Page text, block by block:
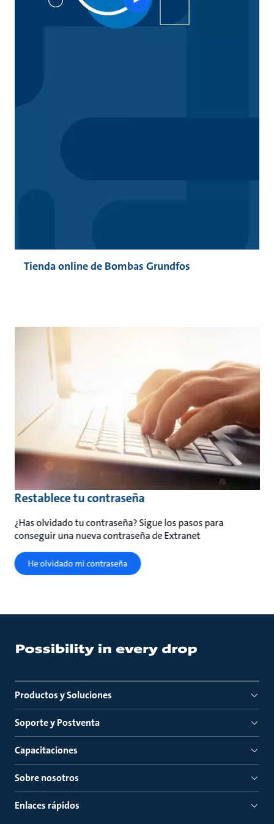
button
Tienda online de Bombas Grundfos
Restablece tu contraseña
¿Has olvidado tu contraseña? Sigue los pasos para
conseguir una nueva contraseña de Extranet
He olvidado mi contraseña
Productos y Soluciones
Soporte y Postventa
Capacitaciones
Sobre nosotros
Enlaces rápidos